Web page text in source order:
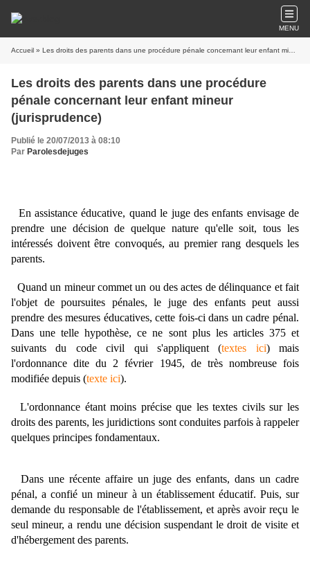
MENU
Accueil » Les droits des parents dans une procédure pénale concernant leur enfant mineur (jurisprudence)
Les droits des parents dans une procédure
pénale concernant leur enfant mineur
(jurisprudence)
Publié le 20/07/2013 à 08:10
Par Parolesdejuges
En assistance éducative, quand le juge des enfants envisage de
prendre une décision de quelque nature qu'elle soit, tous les
intéressés doivent être convoqués, au premier rang desquels les
parents.
Quand un mineur commet un ou des actes de délinquance et fait
l'objet de poursuites pénales, le juge des enfants peut aussi
prendre des mesures éducatives, cette fois-ci dans un cadre pénal.
Dans une telle hypothèse, ce ne sont plus les articles 375 et
suivants du code civil qui s'appliquent (textes ici) mais
l'ordonnance dite du 2 février 1945, de très nombreuse fois
modifiée depuis (texte ici).
L'ordonnance étant moins précise que les textes civils sur les
droits des parents, les juridictions sont conduites parfois à rappeler
quelques principes fondamentaux.
Dans une récente affaire un juge des enfants, dans un cadre
pénal, a confié un mineur à un établissement éducatif. Puis, sur
demande du responsable de l'établissement, et après avoir reçu le
seul mineur, a rendu une décision suspendant le droit de visite et
d'hébergement des parents.